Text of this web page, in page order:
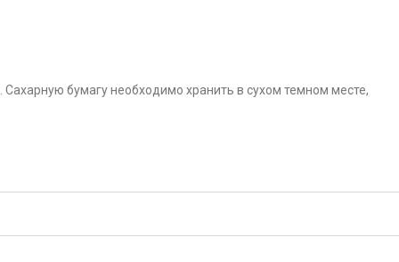
бумагу необходимо хранить в сухом темном месте,